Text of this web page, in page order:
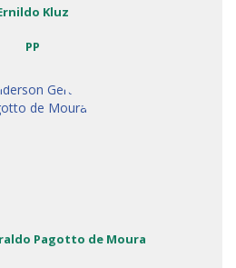
Kluz
PP
Pagotto de Moura